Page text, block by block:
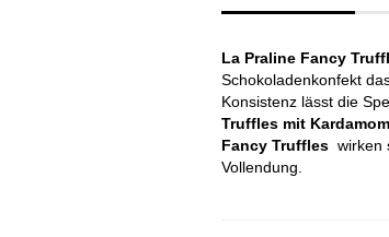
La Praline Fancy
Schokoladenkonfekt
Konsistenz lässt die
Truffles mit Kardamom
Fancy Truffles wirken
Vollendung.